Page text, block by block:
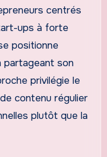
centrés
ups à forte
positionne
partageant son
privilégie le
contenu régulier
plutôt que la